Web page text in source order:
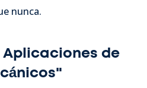
nunca.
Aplicaciones de